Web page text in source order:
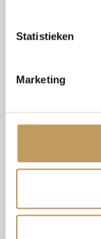
Statistieken
Marketing
structuren?
voor om.
gemakkelijk
Flexibel, net